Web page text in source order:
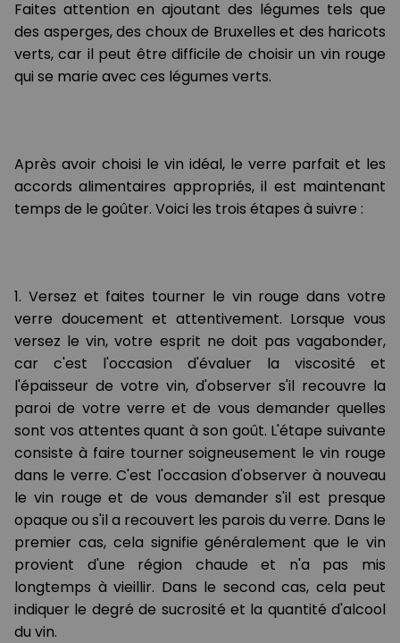
Faites attention en ajoutant des légumes tels que
des asperges, des choux de Bruxelles et des haricots
verts, car il peut être difficile de choisir un vin rouge
qui se marie avec ces légumes verts.
Après avoir choisi le vin idéal, le verre parfait et les
accords alimentaires appropriés, il est maintenant
temps de le goûter. Voici les trois étapes à suivre :
1. Versez et faites tourner le vin rouge dans votre
verre doucement et attentivement. Lorsque vous
versez le vin, votre esprit ne doit pas vagabonder,
car c'est l'occasion d'évaluer la viscosité et
l'épaisseur de votre vin, d'observer s'il recouvre la
paroi de votre verre et de vous demander quelles
sont vos attentes quant à son goût. L'étape suivante
consiste à faire tourner soigneusement le vin rouge
dans le verre. C'est l'occasion d'observer à nouveau
le vin rouge et de vous demander s'il est presque
opaque ou s'il a recouvert les parois du verre. Dans le
premier cas, cela signifie généralement que le vin
provient d'une région chaude et n'a pas mis
longtemps à vieillir. Dans le second cas, cela peut
indiquer le degré de sucrosité et la quantité d'alcool
du vin.